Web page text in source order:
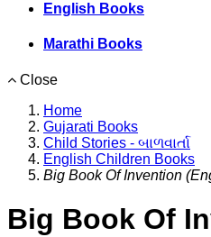
English Books
Marathi Books
Close
Home
Gujarati Books
Child Stories - બાળવાર્તા
English Children Books
Big Book Of Invention
Big Book Of